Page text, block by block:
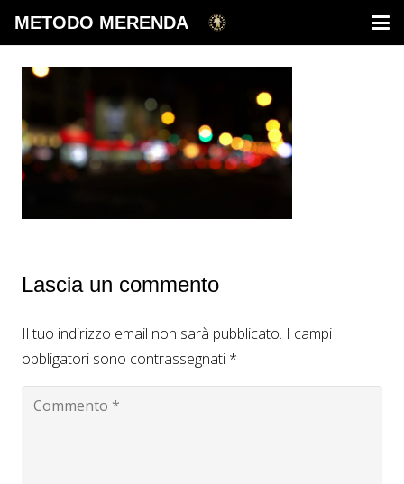
METODO MERENDA
Lascia un commento
Il tuo indirizzo email non sarà pubblicato. I campi
obbligatori sono contrassegnati *